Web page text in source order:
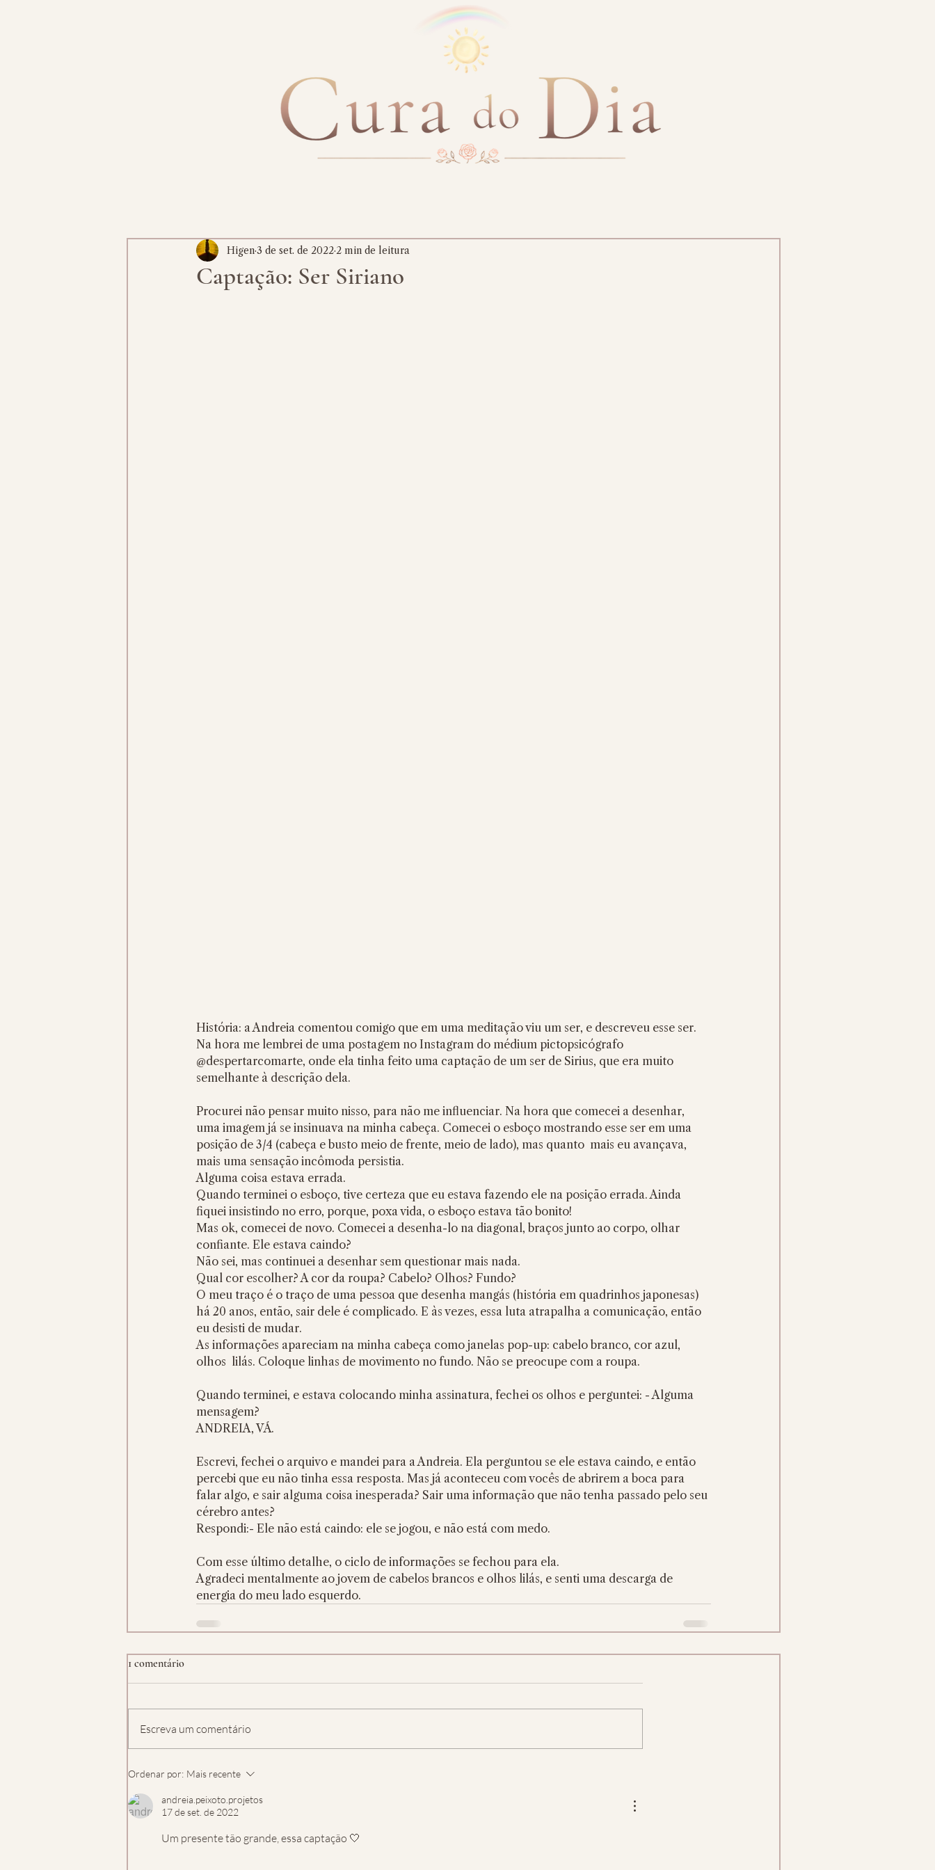
Captação: Ser Siriano
Higen3 de set. de 2022 2 min de leitura
História: a Andreia comentou comigo que em uma meditação viu um ser, e descreveu esse ser.
Na hora me lembrei de uma postagem no Instagram do médium pictopsicógrafo
@despertarcomarte, onde ela tinha feito uma captação de um ser de Sirius, que era muito
semelhante à descrição dela.
Procurei não pensar muito nisso, para não me influenciar. Na hora que comecei a desenhar,
uma imagem já se insinuava na minha cabeça. Comecei o esboço mostrando esse ser em uma
posição de 3/4 (cabeça e busto meio de frente, meio de lado), mas quanto  mais eu avançava,
mais uma sensação incômoda persistia.
Alguma coisa estava errada.
Quando terminei o esboço, tive certeza que eu estava fazendo ele na posição errada. Ainda
fiquei insistindo no erro, porque, poxa vida, o esboço estava tão bonito!
Mas ok, comecei de novo. Comecei a desenha-lo na diagonal, braços junto ao corpo, olhar
confiante. Ele estava caindo?
Não sei, mas continuei a desenhar sem questionar mais nada.
Qual cor escolher? A cor da roupa? Cabelo? Olhos? Fundo?
O meu traço é o traço de uma pessoa que desenha mangás (história em quadrinhos japonesas)
há 20 anos, então, sair dele é complicado. E às vezes, essa luta atrapalha a comunicação, então
eu desisti de mudar.
As informações apareciam na minha cabeça como janelas pop-up: cabelo branco, cor azul,
olhos  lilás. Coloque linhas de movimento no fundo. Não se preocupe com a roupa.
Quando terminei, e estava colocando minha assinatura, fechei os olhos e perguntei: - Alguma
mensagem?
ANDREIA, VÁ.
Escrevi, fechei o arquivo e mandei para a Andreia. Ela perguntou se ele estava caindo, e então
percebi que eu não tinha essa resposta. Mas já aconteceu com vocês de abrirem a boca para
falar algo, e sair alguma coisa inesperada? Sair uma informação que não tenha passado pelo seu
cérebro antes?
Respondi:- Ele não está caindo: ele se jogou, e não está com medo.
Com esse último detalhe, o ciclo de informações se fechou para ela.
Agradeci mentalmente ao jovem de cabelos brancos e olhos lilás, e senti uma descarga de
energia do meu lado esquerdo.
1 comentário
Escreva um comentário
Ordenar por: Mais recente
andreia.peixoto.projetos
17 de set. de 2022
Um presente tão grande, essa captação 🤍